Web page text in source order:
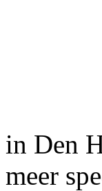
in Den
meer